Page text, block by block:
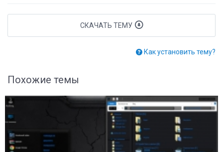
СКАЧАТЬ ТЕМУ
Как установить тему?
Похожие темы
8 2